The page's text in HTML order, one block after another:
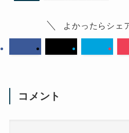
よかったらシェ
コメント